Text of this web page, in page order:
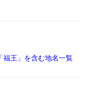
「福王」を含む地名一覧